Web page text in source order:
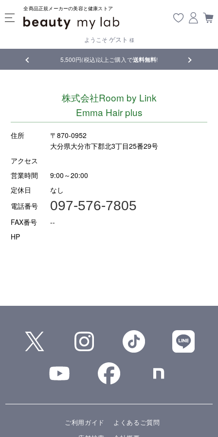
全商品正規メーカーの美容と健康ストア
ようこそ ゲスト 様
5,500円(税込)以上ご購入で送料無料! 【重要】
株式会社Room by Link
Emma Hair plus
住所
〒870-0952
大分県大分市下郡北3丁目25番29号
アクセス
営業時間
9:00～20:00
定休日
なし
電話番号
097-576-7805
FAX番号
--
HP
ご利用ガイド
よくあるご質問